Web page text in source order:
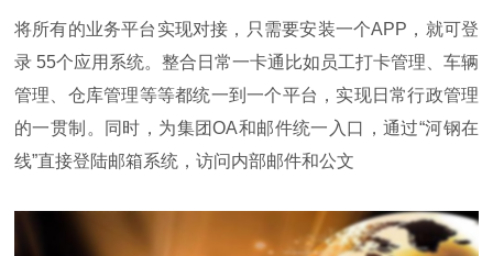
将所有的业务平台实现对接，只需要安装一个APP，就可登
录 55个应用系统。整合日常一卡通比如员工打卡管理、车辆
管理、仓库管理等等都统一到一个平台，实现日常行政管理
的一贯制。同时，为集团OA和邮件统一入口，通过“河钢在
线”直接登陆邮箱系统，访问内部邮件和公文